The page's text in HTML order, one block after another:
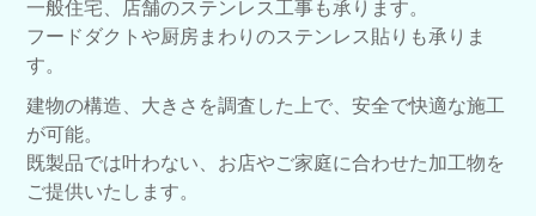
一般住宅、店舗のステンレス工事も承ります。
フードダクトや厨房まわりのステンレス貼りも承りま
す。
建物の構造、大きさを調査した上で、安全で快適な施工
が可能。
既製品では叶わない、お店やご家庭に合わせた加工物を
ご提供いたします。